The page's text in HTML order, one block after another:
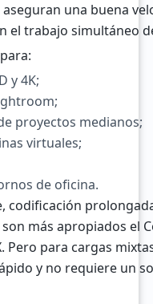
una buena
el trabajo simultáneo
y 4K;
proyectos medianos;
virtuales;
de oficina.
codificación
más apropiados el
Pero para cargas
y no requiere un